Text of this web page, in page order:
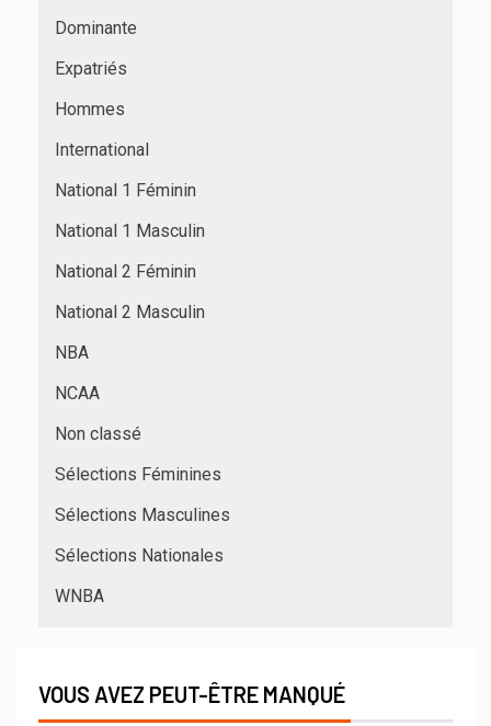
Dominante
Expatriés
Hommes
International
National 1 Féminin
National 1 Masculin
National 2 Féminin
National 2 Masculin
NBA
NCAA
Non classé
Sélections Féminines
Sélections Masculines
Sélections Nationales
WNBA
VOUS AVEZ PEUT-ÊTRE MANQUÉ